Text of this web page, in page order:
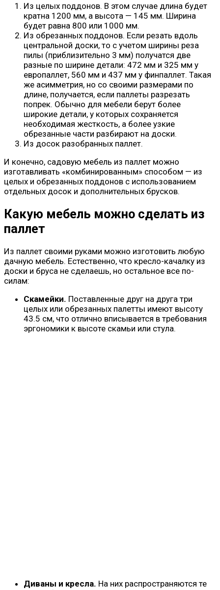
Из целых поддонов. В этом случае длина будет
кратна 1200 мм, а высота — 145 мм. Ширина
будет равна 800 или 1000 мм.
Из обрезанных поддонов. Если резать вдоль
центральной доски, то с учетом ширины реза
пилы (приблизительно 3 мм) получатся две
разные по ширине детали: 472 мм и 325 мм у
европаллет, 560 мм и 437 мм у финпаллет. Такая
же асимметрия, но со своими размерами по
длине, получается, если паллеты разрезать
попрек. Обычно для мебели берут более
широкие детали, у которых сохраняется
необходимая жесткость, а более узкие
обрезанные части разбирают на доски.
Из досок разобранных паллет.
И конечно, садовую мебель из паллет можно
изготавливать «комбинированным» способом — из
целых и обрезанных поддонов с использованием
отдельных досок и дополнительных брусков.
Какую мебель можно сделать из
паллет
Из паллет своими руками можно изготовить любую
дачную мебель. Естественно, что кресло-качалку из
доски и бруса не сделаешь, но остальное все по-
силам:
Скамейки. Поставленные друг на друга три
целых или обрезанных палетты имеют высоту
43.5 см, что отлично вписывается в требования
эргономики к высоте скамьи или стула.
Диваны и кресла. На них распространяются те